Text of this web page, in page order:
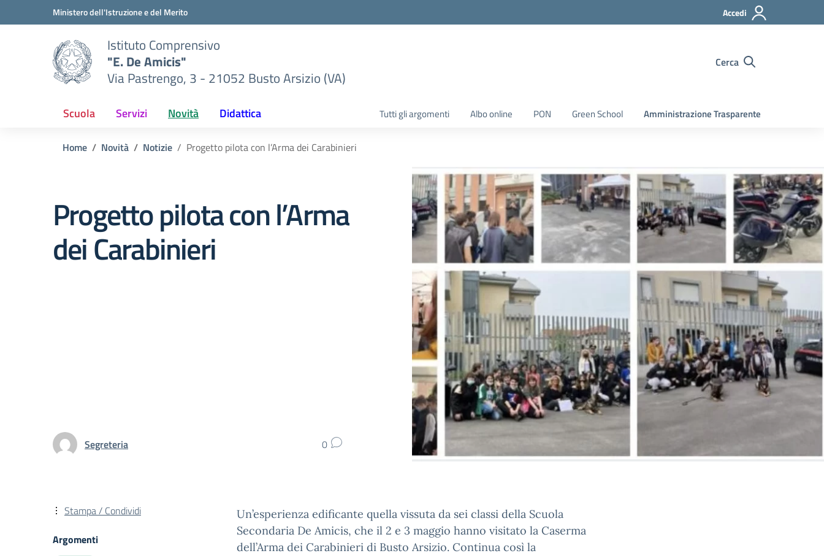
Vai ai contenuti
Vai al menu di navigazioneMinistero dell'Istruzione e del Merito Accedi
Istituto Comprensivo
"E. De Amicis"
Via Pastrengo, 3 - 21052 Busto Arsizio (VA)
Cerca
Scuola Servizi Novità Didattica Tutti gli argomenti Albo online PON Green School Amministrazione Trasparente
Home Novità Notizie Progetto pilota con l’Arma dei Carabinieri
Progetto pilota con l’Arma
dei Carabinieri
Segreteria 0
Un’esperienza edificante quella vissuta da sei classi della Scuola
Secondaria De Amicis, che il 2 e 3 maggio hanno visitato la Caserma
dell’Arma dei Carabinieri di Busto Arsizio. Continua così la
Stampa / Condividi
Argomenti